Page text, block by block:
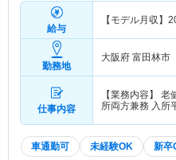
給与
【モデル月収】
勤務地
大阪府 富田林市
仕事内容
【業務内容】
所両方兼務 入所
車通勤可 未経験OK 新卒